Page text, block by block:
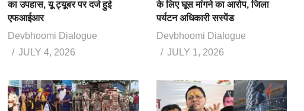
का उपहास, यू ट्यूबर पर दर्ज हुई
एफआईआर
Devbhoomi Dialogue
JULY 4, 2026
के लिए घूस मांगने का आरोप, जिला
पर्यटन अधिकारी सस्पेंड
Devbhoomi Dialogue
JULY 1, 2026